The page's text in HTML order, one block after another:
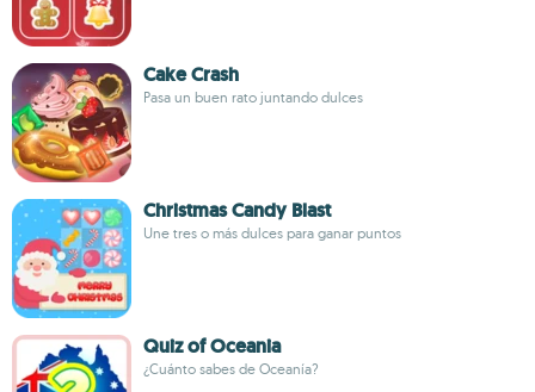
Cake Crash
Pasa un buen rato juntando dulces
Christmas Candy Blast
Une tres o más dulces para ganar puntos
Quiz of Oceania
¿Cuánto sabes de Oceanía?